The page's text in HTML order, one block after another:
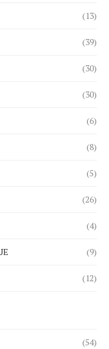
(13)
(39)
(30)
(30)
(6)
(8)
(5)
(26)
(4)
(9)
(12)
(54)